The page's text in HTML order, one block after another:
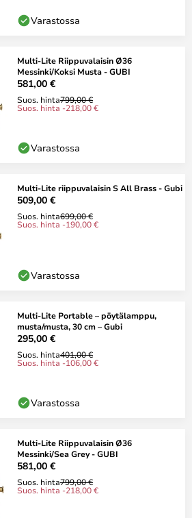
Varastossa
Multi-Lite Riippuvalaisin Ø36
Messinki/Koksi Musta - GUBI
581,00 €
Suos. hinta799,00 €
Suos. hinta -218,00 €
Varastossa
Multi-Lite riippuvalaisin S All Brass - Gubi
509,00 €
Suos. hinta699,00 €
Suos. hinta -190,00 €
Varastossa
Multi-Lite Portable – pöytälamppu,
musta/musta, 30 cm – Gubi
295,00 €
Suos. hinta401,00 €
Suos. hinta -106,00 €
Varastossa
Multi-Lite Riippuvalaisin Ø36
Messinki/Sea Grey - GUBI
581,00 €
Suos. hinta799,00 €
Suos. hinta -218,00 €